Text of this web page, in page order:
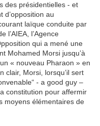
des présidentielles - et
d’opposition au
laïque conduite par
l’AIEA, l’Agence
qui a mené une
Mohamed Morsi jusqu’à
« nouveau Pharaon » en
clair, Morsi, lorsqu’il sert
- a good guy –
constitution pour affermir
moyens élémentaires de